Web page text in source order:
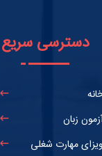
دسترسی سریع
زبان
ویزای مهارت شغلی